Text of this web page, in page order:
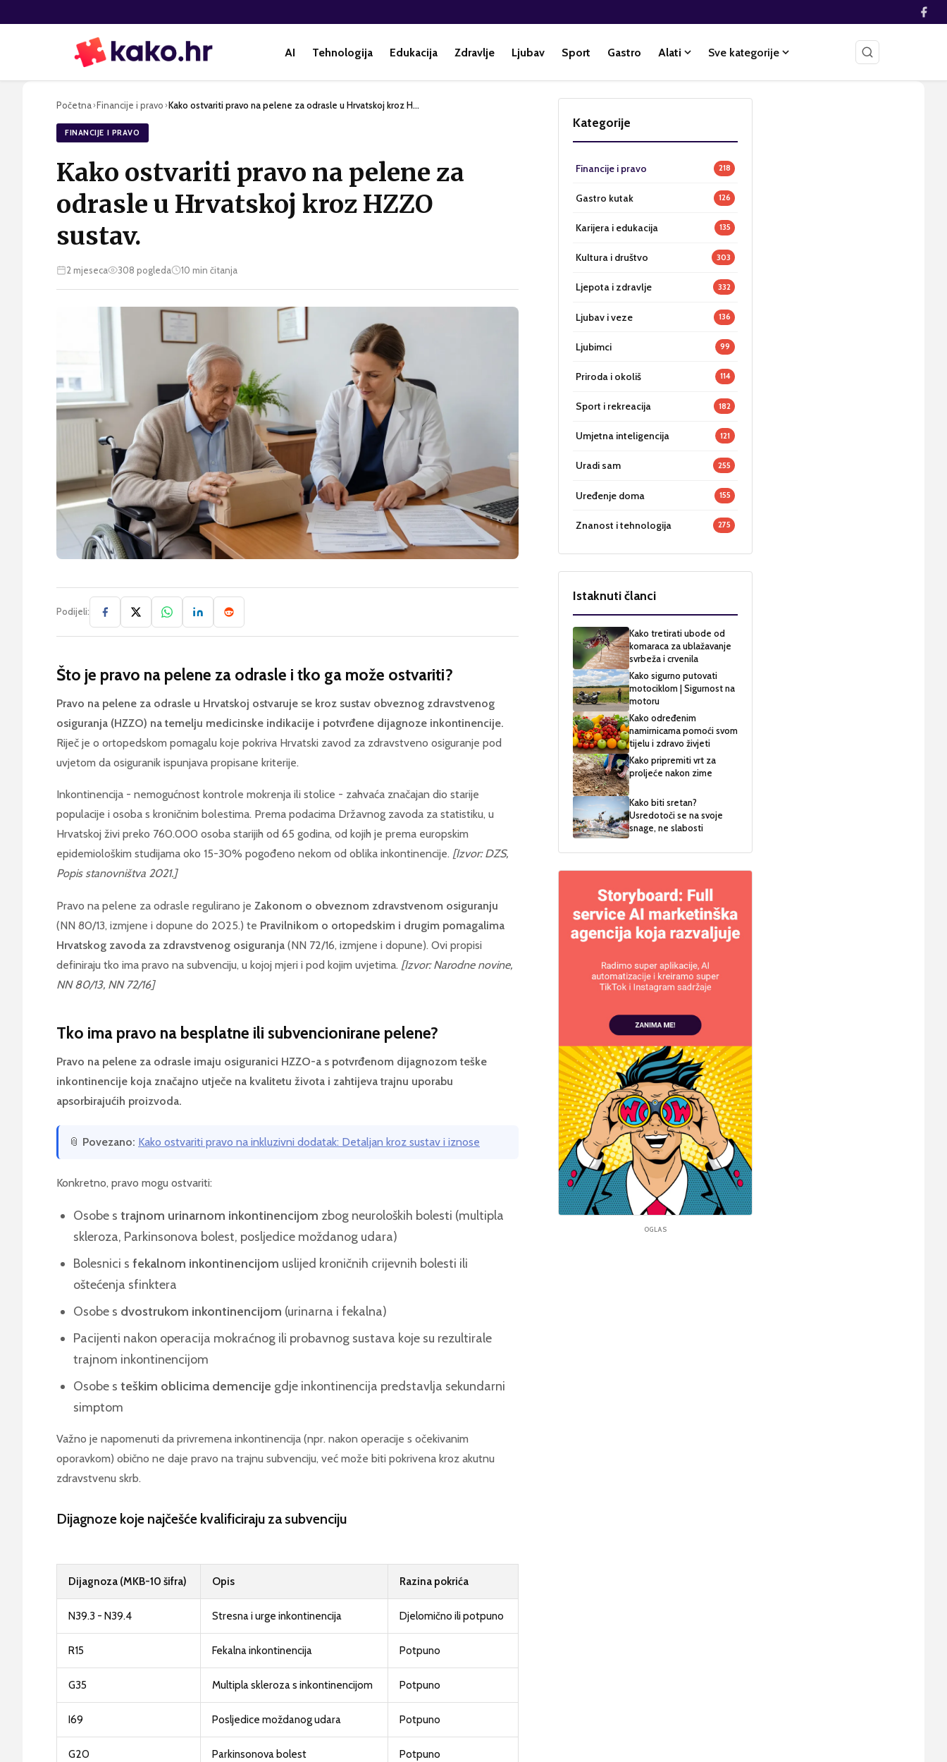
AI Tehnologija Edukacija Zdravlje Ljubav Sport Gastro Alati Sve kategorije
Početna›Financije i pravo ›Kako ostvariti pravo na pelene za odrasle u Hrvatskoj kroz H…
FINANCIJE I PRAVO
Kako ostvariti pravo na pelene za
odrasle u Hrvatskoj kroz HZZO
sustav.
2 mjeseca 308 pogleda 10 min čitanja
Podijeli:
Što je pravo na pelene za odrasle i tko ga može ostvariti?
Pravo na pelene za odrasle u Hrvatskoj ostvaruje se kroz sustav obveznog zdravstvenog
osiguranja (HZZO) na temelju medicinske indikacije i potvrđene dijagnoze inkontinencije.
Riječ je o ortopedskom pomagalu koje pokriva Hrvatski zavod za zdravstveno osiguranje pod
uvjetom da osiguranik ispunjava propisane kriterije.
Inkontinencija - nemogućnost kontrole mokrenja ili stolice - zahvaća značajan dio starije
populacije i osoba s kroničnim bolestima. Prema podacima Državnog zavoda za statistiku, u
Hrvatskoj živi preko 760.000 osoba starijih od 65 godina, od kojih je prema europskim
epidemiološkim studijama oko 15-30% pogođeno nekom od oblika inkontinencije. [Izvor: DZS,
Popis stanovništva 2021.]
Pravo na pelene za odrasle regulirano je Zakonom o obveznom zdravstvenom osiguranju
(NN 80/13, izmjene i dopune do 2025.) te Pravilnikom o ortopedskim i drugim pomagalima
Hrvatskog zavoda za zdravstvenog osiguranja (NN 72/16, izmjene i dopune). Ovi propisi
definiraju tko ima pravo na subvenciju, u kojoj mjeri i pod kojim uvjetima. [Izvor: Narodne novine,
NN 80/13, NN 72/16]
Tko ima pravo na besplatne ili subvencionirane pelene?
Pravo na pelene za odrasle imaju osiguranici HZZO-a s potvrđenom dijagnozom teške
inkontinencije koja značajno utječe na kvalitetu života i zahtijeva trajnu uporabu
apsorbirajućih proizvoda.
📎 Povezano: Kako ostvariti pravo na inkluzivni dodatak: Detaljan kroz sustav i iznose
Konkretno, pravo mogu ostvariti:
Osobe s trajnom urinarnom inkontinencijom zbog neuroloških bolesti (multipla
skleroza, Parkinsonova bolest, posljedice moždanog udara)
Bolesnici s fekalnom inkontinencijom uslijed kroničnih crijevnih bolesti ili
oštećenja sfinktera
Osobe s dvostrukom inkontinencijom (urinarna i fekalna)
Pacijenti nakon operacija mokraćnog ili probavnog sustava koje su rezultirale
trajnom inkontinencijom
Osobe s teškim oblicima demencije gdje inkontinencija predstavlja sekundarni
simptom
Važno je napomenuti da privremena inkontinencija (npr. nakon operacije s očekivanim
oporavkom) obično ne daje pravo na trajnu subvenciju, već može biti pokrivena kroz akutnu
zdravstvenu skrb.
Dijagnoze koje najčešće kvalificiraju za subvenciju
Dijagnoza (MKB-10 šifra) Opis Razina pokrića
N39.3 - N39.4 Stresna i urge inkontinencija Djelomično ili potpuno
R15 Fekalna inkontinencija Potpuno
G35 Multipla skleroza s inkontinencijom Potpuno
I69 Posljedice moždanog udara Potpuno
G20 Parkinsonova bolest Potpuno
Kategorije
Financije i pravo 218
Gastro kutak 126
Karijera i edukacija 135
Kultura i društvo 303
Ljepota i zdravlje 332
Ljubav i veze 136
Ljubimci 99
Priroda i okoliš 114
Sport i rekreacija 182
Umjetna inteligencija 121
Uradi sam 255
Uređenje doma 155
Znanost i tehnologija 275
Istaknuti članci
Kako tretirati ubode od
komaraca za ublažavanje
svrbeža i crvenila
Kako sigurno putovati
motociklom | Sigurnost na
motoru
Kako određenim
namirnicama pomoći svom
tijelu i zdravo živjeti
Kako pripremiti vrt za
proljeće nakon zime
Kako biti sretan?
Usredotoči se na svoje
snage, ne slabosti
OGLAS